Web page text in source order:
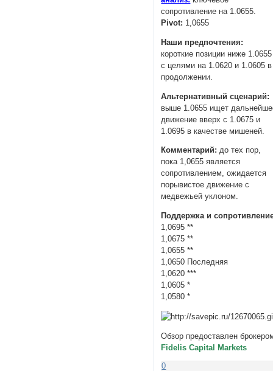
сопротивление на 1.0655.
Pivot: 1,0655
Наши предпочтения:
короткие позиции ниже 1.0655
с целями на 1.0620 и 1.0605 в
продолжении.
Альтернативный сценарий:
выше 1.0655 ищет
движение вверх с 1.0675 и
1.0695 в качестве мишеней.
Комментарий: до тех пор,
пока 1,0655 является
сопротивлением, ожидается
порывистое движение с
медвежьей уклоном.
Поддержка и
1,0695 **
1,0675 **
1,0655 **
1,0650 Последняя
1,0620 ***
1,0605 *
1,0580 *
Обзор предоставлен
Fidelis Capital Markets
0